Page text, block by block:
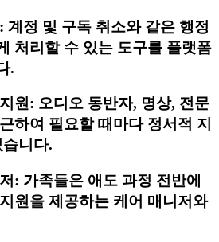
계정 및 구독 취소와 같은 행정
처리할 수 있는 도구를 플랫폼
.
원: 오디오 동반자, 명상, 전문
하여 필요할 때마다 정서적 지
니다.
: 가족들은 애도 과정 전반에
원을 제공하는 케어 매니저와